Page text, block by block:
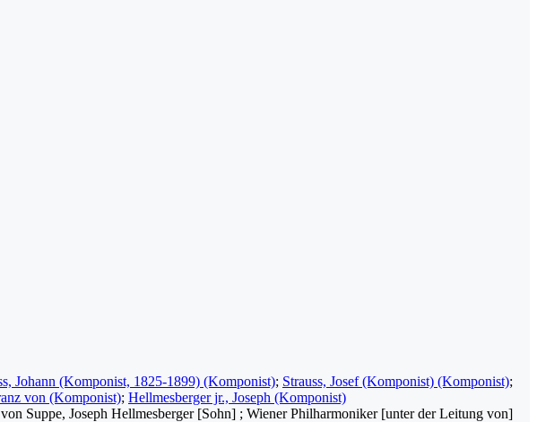
Johann (Komponist, 1825-1899) (Komponist); Strauss, Josef (Komponist) (Komponist);
von (Komponist); Hellmesberger jr., Joseph (Komponist)
Suppe, Joseph Hellmesberger [Sohn] ; Wiener Philharmoniker [unter der Leitung von]